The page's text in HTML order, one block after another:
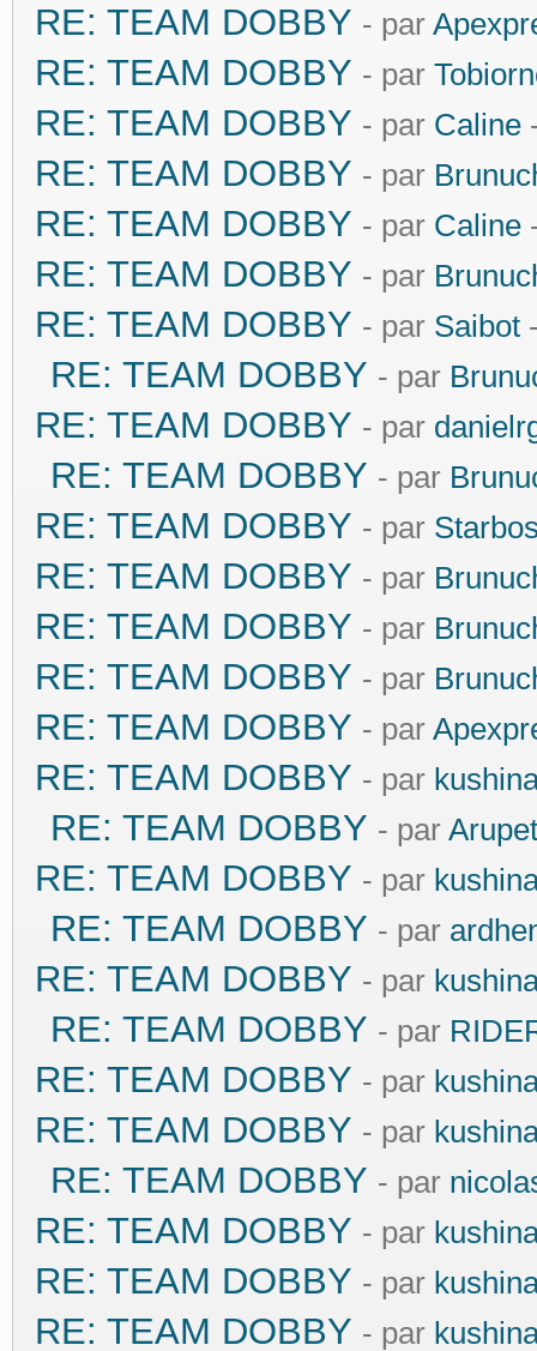
RE: TEAM DOBBY - par
RE: TEAM DOBBY - par
RE: TEAM DOBBY - par Caline
RE: TEAM DOBBY - par
RE: TEAM DOBBY - par Caline
RE: TEAM DOBBY - par
RE: TEAM DOBBY - par Saibot
RE: TEAM DOBBY - par
RE: TEAM DOBBY - par
RE: TEAM DOBBY - par
RE: TEAM DOBBY - par
RE: TEAM DOBBY - par
RE: TEAM DOBBY - par
RE: TEAM DOBBY - par
RE: TEAM DOBBY - par
RE: TEAM DOBBY - par
RE: TEAM DOBBY - par
RE: TEAM DOBBY - par
RE: TEAM DOBBY - par
RE: TEAM DOBBY - par
RE: TEAM DOBBY - par
RE: TEAM DOBBY - par
RE: TEAM DOBBY - par
RE: TEAM DOBBY - par
RE: TEAM DOBBY - par
RE: TEAM DOBBY - par
RE: TEAM DOBBY - par